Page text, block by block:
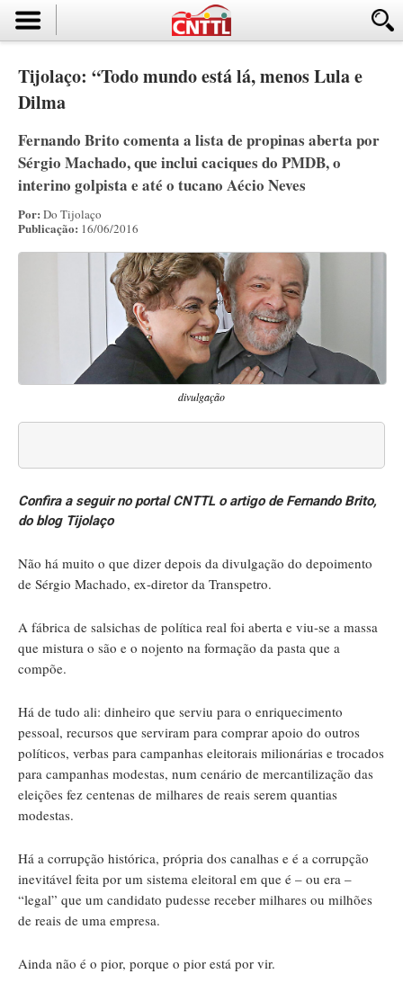
Tijolaço: “Todo mundo está lá, menos Lula e
Dilma
Fernando Brito comenta a lista de propinas aberta por
Sérgio Machado, que inclui caciques do PMDB, o
interino golpista e até o tucano Aécio Neves
Por: Do Tijolaço
Publicação: 16/06/2016
divulgação
Confira a seguir no portal CNTTL o artigo de Fernando Brito​,
do blog Tijolaço
Não há muito o que dizer depois da divulgação do depoimento
de Sérgio Machado, ex-diretor da Transpetro.
A fábrica de salsichas de política real foi aberta e viu-se a massa
que mistura o são e o nojento na formação da pasta que a
compõe.
Há de tudo ali: dinheiro que serviu para o enriquecimento
pessoal, recursos que serviram para comprar apoio do outros
políticos, verbas para campanhas eleitorais milionárias e trocados
para campanhas modestas, num cenário de mercantilização das
eleições fez centenas de milhares de reais serem quantias
modestas.
Há a corrupção histórica, própria dos canalhas e é a corrupção
inevitável feita por um sistema eleitoral em que é – ou era –
“legal” que um candidato pudesse receber milhares ou milhões
de reais de uma empresa.
Ainda não é o pior, porque o pior está por vir.